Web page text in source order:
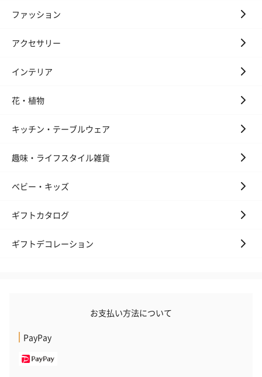
ハンドタオル・ハンカチを同梱してお届けいたします。ギフトへ
の＋αにおすすめです。
花束ハンドタオル（ピ
花束ハンドタ
キャンドル・お香
フラッグカプセル：イ
ンセンススティック
（END）（880円）
ファッション
アクセサリー
インテリア
花・植物
キッチン・テーブルウェア
趣味・ライフスタイル雑貨
ベビー・キッズ
ギフトカタログ
ギフトデコレーション
お支払い方法について
PayPay